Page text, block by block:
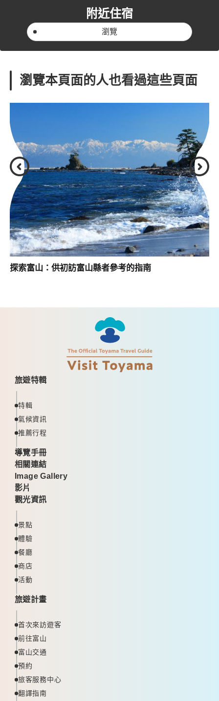
附近住宿
瀏覽
瀏覽本頁面的人也看過這些頁面
探索富山：供初訪富山縣者參考的指南
旅遊特輯
特輯
氣候資訊
推薦行程
導覽手冊
相關連結
Image Gallery
影片
觀光資訊
景點
體驗
餐廳
商店
活動
旅遊計畫
首次來訪遊客
前往富山
富山交通
預約
旅客服務中心
翻譯指南